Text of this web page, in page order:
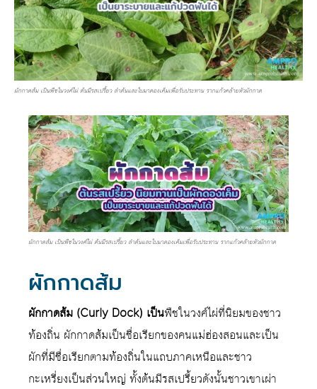
ผักกาดส้ม เป็นพืชในวงศ์ไผ่ ต้นมีรสเปรี้ยว ลำต้นและใบมาดองเค็มเพื่อรับประทาน รากแก้วคล้ายหัวผักกาด
ผักกาดส้ม เป็นพืชในวงศ์ไผ่ ต้นมีรสเปรี้ยว ลำต้นและใบมาดองเค็มเพื่อรับประทาน รากแก้วคล้ายหัวผักกาด
ผักกาดส้ม
ผักกาดส้ม (Curly Dock) เป็นพืชในวงศ์ไผ่ที่นิยมของชาว
ท้องถิ่น ผักกาดส้มเป็นชื่อเรียกของคนแม่ฮ่องสอนและเป็น
ผักที่มีชื่อเรียกตามท้องถิ่นในแถบภาคเหนือและชาว
กะเหรี่ยงเป็นส่วนใหญ่ ทั้งต้นมีรสเปรี้ยวดังนั้นชาวเขาเผ่า